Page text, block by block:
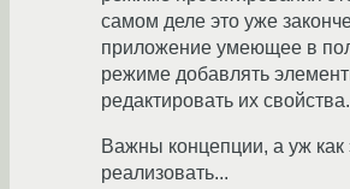
самом деле это уже
приложение умеющее в
режиме добавлять
редактировать их свойства.
Важны концепции, а уж как
реализовать...